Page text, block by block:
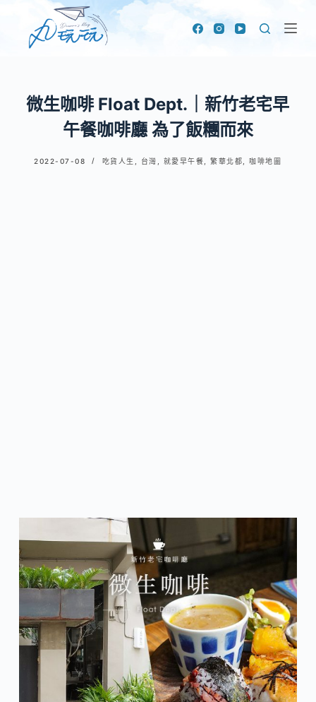
微生咖啡 Float Dept.｜新竹老宅早
午餐咖啡廳 為了飯糰而來
2022-07-08 吃貨人生 台灣 就愛早午餐 ,繁華北都 ,咖啡地圖